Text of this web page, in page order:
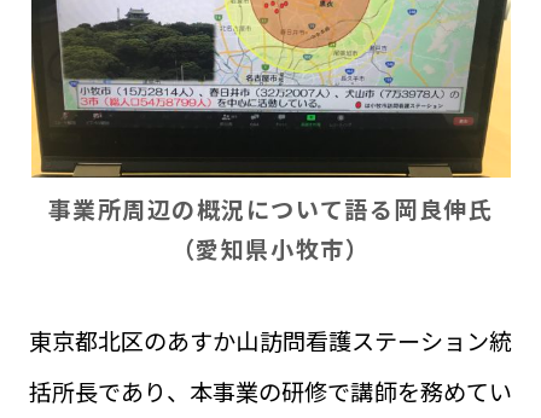
事業所周辺の概況について語る岡良伸氏
（愛知県小牧市）
東京都北区のあすか山訪問看護ステーション統
括所長であり、本事業の研修で講師を務めてい